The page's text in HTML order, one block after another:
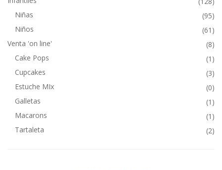
Niñas
(95)
Niños
(61)
Venta 'on line'
(8)
Cake Pops
(1)
Cupcakes
(3)
Estuche MIx
(0)
Galletas
(1)
Macarons
(1)
Tartaleta
(2)